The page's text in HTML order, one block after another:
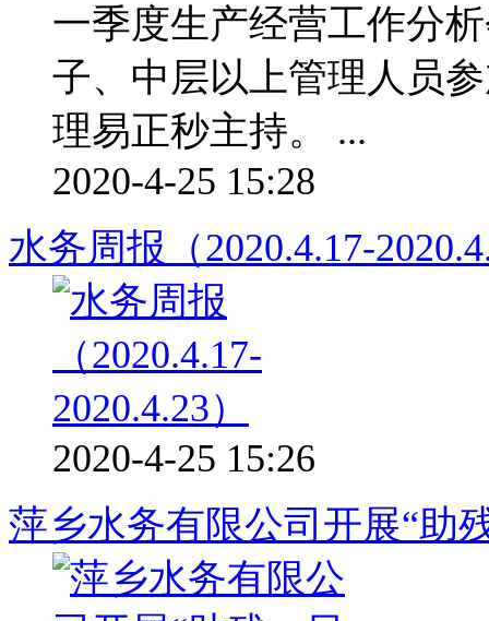
一季度生产经营工作分
子、中层以上管理人员
理易正秒主持。 ...
2020-4-25 15:28
水务周报（2020.4.17-
2020-4-25 15:26
萍乡水务有限公司开展“助